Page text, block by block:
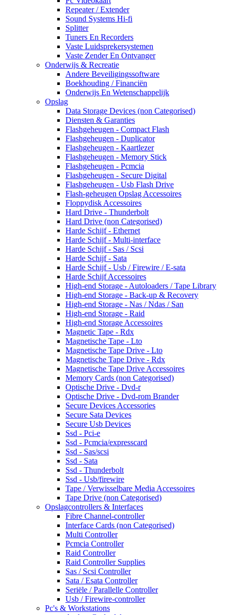
Repeater / Extender
Sound Systems Hi-fi
Splitter
Tuners En Recorders
Vaste Luidsprekersystemen
Vaste Zender En Ontvanger
Onderwijs & Recreatie
Andere Beveiligingssoftware
Boekhouding / Financiën
Onderwijs En Wetenschappelijk
Opslag
Data Storage Devices (non Categorised)
Diensten & Garanties
Flashgeheugen - Compact Flash
Flashgeheugen - Duplicator
Flashgeheugen - Kaartlezer
Flashgeheugen - Memory Stick
Flashgeheugen - Pcmcia
Flashgeheugen - Secure Digital
Flashgeheugen - Usb Flash Drive
Flash-geheugen Opslag Accessoires
Floppydisk Accessoires
Hard Drive - Thunderbolt
Hard Drive (non Categorised)
Harde Schijf - Ethernet
Harde Schijf - Multi-interface
Harde Schijf - Sas / Scsi
Harde Schijf - Sata
Harde Schijf - Usb / Firewire / E-sata
Harde Schijf Accessoires
High-end Storage - Autoloaders / Tape Library
High-end Storage - Back-up & Recovery
High-end Storage - Nas / Ndas / San
High-end Storage - Raid
High-end Storage Accessoires
Magnetic Tape - Rdx
Magnetische Tape - Lto
Magnetische Tape Drive - Lto
Magnetische Tape Drive - Rdx
Magnetische Tape Drive Accessoires
Memory Cards (non Categorised)
Optische Drive - Dvd-r
Optische Drive - Dvd-rom Brander
Secure Devices Accessories
Secure Sata Devices
Secure Usb Devices
Ssd - Pci-e
Ssd - Pcmcia/expresscard
Ssd - Sas/scsi
Ssd - Sata
Ssd - Thunderbolt
Ssd - Usb/firewire
Tape / Verwisselbare Media Accessoires
Tape Drive (non Categorised)
Opslagcontrollers & Interfaces
Fibre Channel-controller
Interface Cards (non Categorised)
Multi Controller
Pcmcia Controller
Raid Controller
Raid Controller Supplies
Sas / Scsi Controller
Sata / Esata Controller
Seriële / Parallelle Controller
Usb / Firewire-controller
Pc's & Workstations